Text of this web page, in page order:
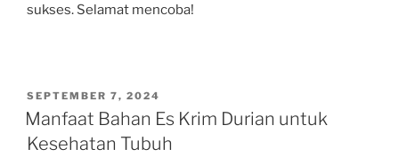
sukses. Selamat mencoba!
POSTED
ON
SEPTEMBER 7, 2024
Manfaat Bahan Es Krim Durian untuk
Kesehatan Tubuh